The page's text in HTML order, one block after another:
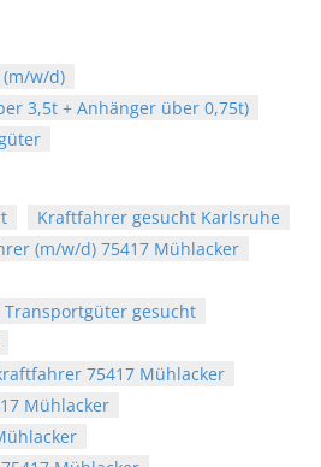
(m/w/d)
3,5t + Anhänger über 0,75t)
Kraftfahrer gesucht Karlsruhe
(m/w/d) 75417 Mühlacker
gesucht
75417 Mühlacker
Mühlacker